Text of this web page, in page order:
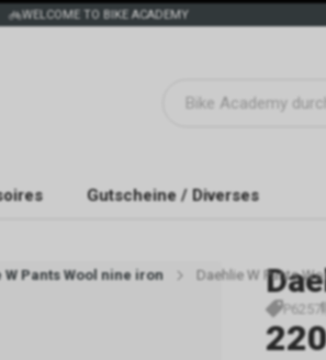
WELCOME TO BIKE ACADEMY
Gutscheine / Diverses
W Pants Wool nine iron Daehlie W Pants
P6257